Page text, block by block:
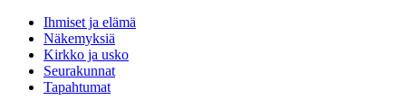
Ihmiset ja elämä
Näkemyksiä
Kirkko ja usko
Seurakunnat
Tapahtumat